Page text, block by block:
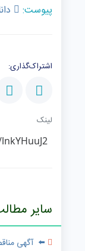
پیوست:
اشتراک‌گذاری:
لینک
سایر
⬅️ آگهی